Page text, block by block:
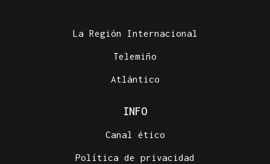
La Región Internacional
Telemiño
Atlántico
INFO
Canal ético
Política de privacidad